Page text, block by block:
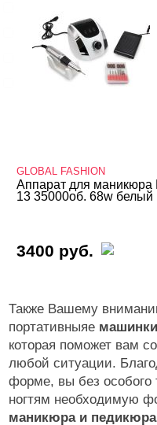
GLOBAL FASHION
Runail
T&H
GLOBAL FASHION
Аппарат для маникюра
13 35000об. 68w белый
3400 руб.
Также Вашему
портативныяе
которая поможет вам
любой ситуации.
форме, вы без особого
ногтям необходимую
маникюра и педикюра